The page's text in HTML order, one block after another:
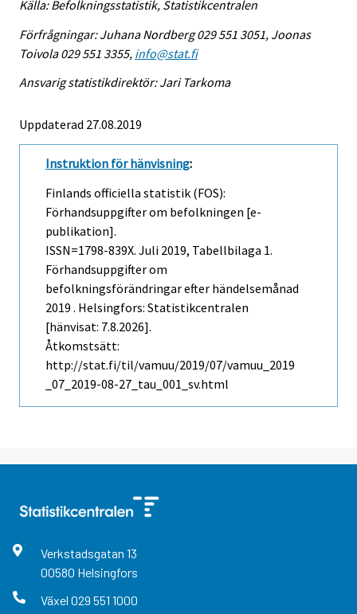
Källa: Befolkningsstatistik, Statistikcentralen
Förfrågningar: Juhana Nordberg 029 551 3051, Joonas
Toivola 029 551 3355, info@stat.fi
Ansvarig statistikdirektör: Jari Tarkoma
Uppdaterad 27.08.2019
Instruktion för hänvisning:
Finlands officiella statistik (FOS):
Förhandsuppgifter om befolkningen [e-
publikation].
ISSN=1798-839X. Juli 2019, Tabellbilaga 1.
Förhandsuppgifter om
befolkningsförändringar efter händelsemånad
2019 . Helsingfors: Statistikcentralen
[hänvisat: 7.8.2026].
Åtkomstsätt:
http://stat.fi/til/vamuu/2019/07/vamuu_2019
_07_2019-08-27_tau_001_sv.html
Verkstadsgatan 13
00580 Helsingfors
Växel 029 551 1000